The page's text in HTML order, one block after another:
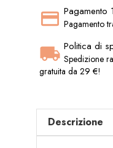
Pagamento
Pagamento
Politica di
Spedizione
gratuita da 29 €!
Descrizione